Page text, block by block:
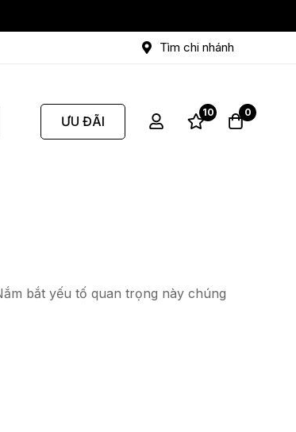
Tìm chi nhánh
ƯU ĐÃI
10 0
bắt yếu tố quan trọng này chúng